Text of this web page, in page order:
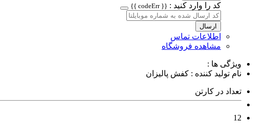
کد را وارد کنید : {{ codeErr }}
ارسال
اطلاعات تماس
مشاهده فروشگاه
ویژگی ها :
نام تولید کننده : کفش پالیزان
تعداد در کارتن
12